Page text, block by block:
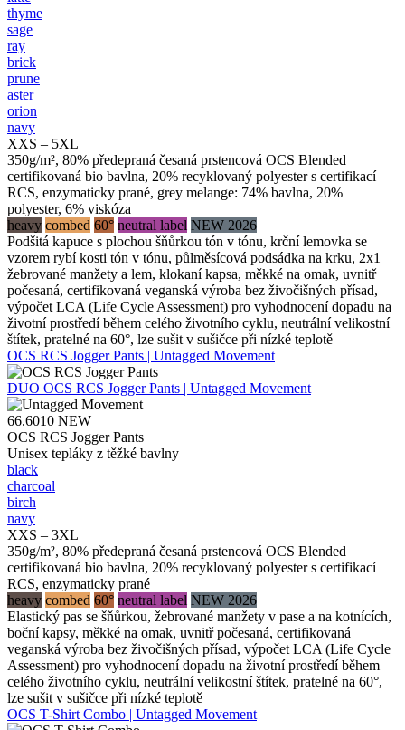
thyme
sage
ray
brick
prune
aster
orion
navy
XXS – 5XL
350g/m², 80% předepraná česaná prstencová OCS Blended
certifikovaná bio bavlna, 20% recyklovaný polyester s certifikací
RCS, enzymaticky prané, grey melange: 74% bavlna, 20%
polyester, 6% viskóza
heavy combed 60° neutral label NEW 2026
Podšitá kapuce s plochou šňůrkou tón v tónu, krční lemovka se
vzorem rybí kosti tón v tónu, půlměsícová podsádka na krku, 2x1
žebrované manžety a lem, klokaní kapsa, měkké na omak, uvnitř
počesaná, certifikovaná veganská výroba bez živočišných přísad,
výpočet LCA (Life Cycle Assessment) pro vyhodnocení dopadu na
životní prostředí během celého životního cyklu, neutrální velikostní
štítek, pratelné na 60°, lze sušit v sušičce při nízké teplotě
OCS RCS Jogger Pants | Untagged Movement
DUO OCS RCS Jogger Pants | Untagged Movement
66.6010 NEW
OCS RCS Jogger Pants
Unisex tepláky z těžké bavlny
black
charcoal
birch
navy
XXS – 3XL
350g/m², 80% předepraná česaná prstencová OCS Blended
certifikovaná bio bavlna, 20% recyklovaný polyester s certifikací
RCS, enzymaticky prané
heavy combed 60° neutral label NEW 2026
Elastický pas se šňůrkou, žebrované manžety v pase a na kotnících,
boční kapsy, měkké na omak, uvnitř počesaná, certifikovaná
veganská výroba bez živočišných přísad, výpočet LCA (Life Cycle
Assessment) pro vyhodnocení dopadu na životní prostředí během
celého životního cyklu, neutrální velikostní štítek, pratelné na 60°,
lze sušit v sušičce při nízké teplotě
OCS T-Shirt Combo | Untagged Movement